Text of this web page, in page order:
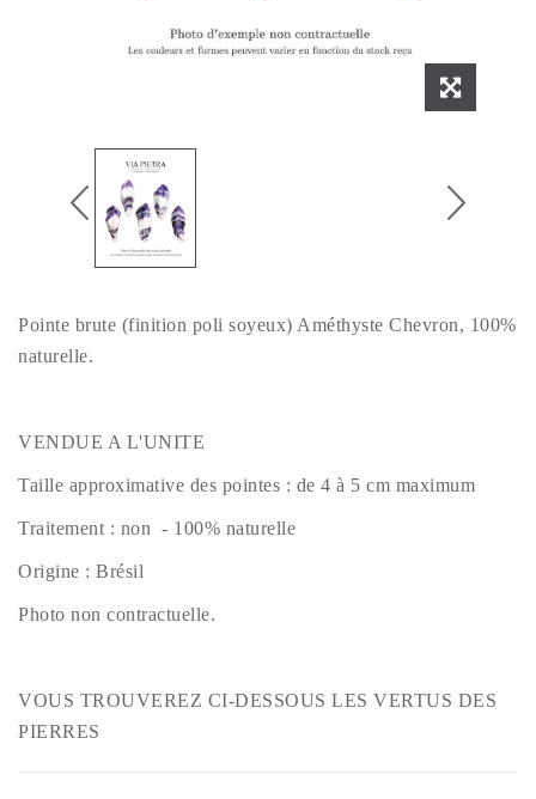
Pointe brute (finition poli soyeux) Améthyste Chevron, 100%
naturelle.
VENDUE A L'UNITE
Taille approximative des pointes : de 4 à 5 cm maximum
Traitement : non - 100% naturelle
Origine : Brésil
Photo non contractuelle.
VOUS TROUVEREZ CI-DESSOUS LES VERTUS DES
PIERRES